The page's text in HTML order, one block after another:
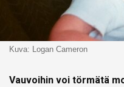
Kuva: Logan Cameron
Vauvoihin voi törmätä